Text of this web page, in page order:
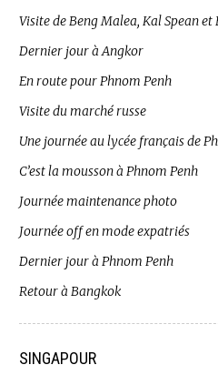
Visite de Beng Malea, Kal Spean et
Dernier jour à Angkor
En route pour Phnom Penh
Visite du marché russe
Une journée au lycée français de
C’est la mousson à Phnom Penh
Journée maintenance photo
Journée off en mode expatriés
Dernier jour à Phnom Penh
Retour à Bangkok
SINGAPOUR